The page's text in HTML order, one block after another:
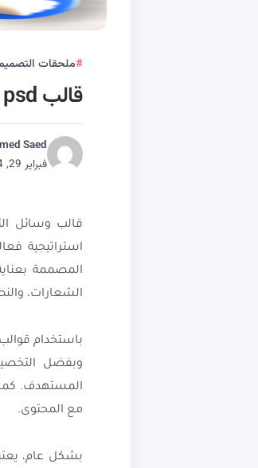
ملحقات
قالب psd للتسويق على السوشيال ميديا
Saed
فبراير 29, 2024
قالب وسائل
الشعارات،
وبفضل
مع المحتوى.